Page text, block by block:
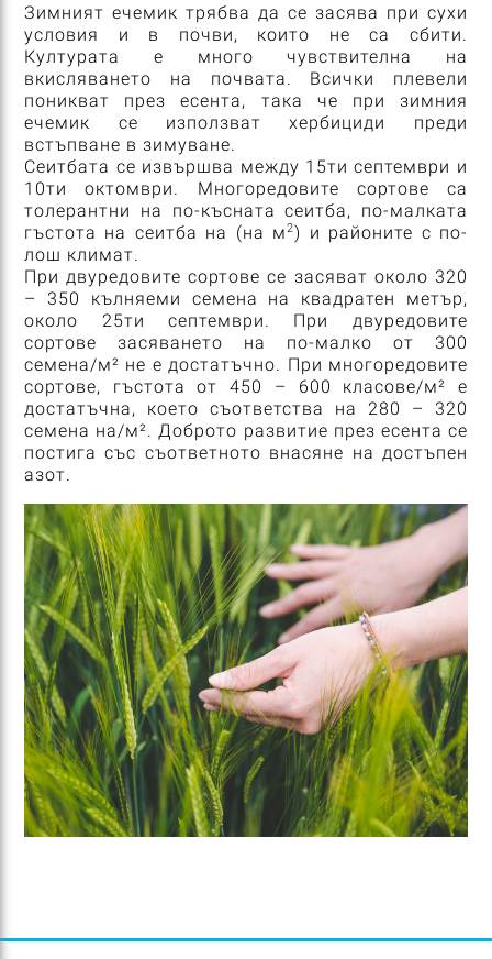
Зимният ечемик трябва да се засява при сухи
условия и в почви, които не са сбити.
Културата е много чувствителна на
вкисляването на почвата. Всички плевели
поникват през есента, така че при зимния
ечемик се използват хербициди преди
встъпване в зимуване.
Сеитбата се извършва между 15ти септември и
10ти октомври. Многоредовите сортове са
толерантни на по-късната сеитба, по-малката
гъстота на сеитба на (на м2) и районите с по-
лош климат.
При двуредовите сортове се засяват около 320
– 350 кълняеми семена на квадратен метър,
около 25ти септември. При двуредовите
сортове засяването на по-малко от 300
семена/м² не е достатъчно. При многоредовите
сортове, гъстота от 450 – 600 класове/м² е
достатъчна, което съответства на 280 – 320
семена на/м². Доброто развитие през есента се
постига със съответното внасяне на достъпен
азот.